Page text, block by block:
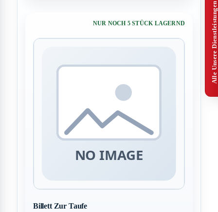
NUR NOCH 5 STÜCK LAGERND
Billett Zur Taufe
Alle Unsere Dienstleistungen